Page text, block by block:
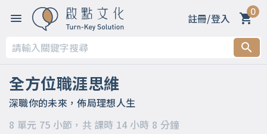
註冊/登入 0
全方位職涯思維
深職你的未來，佈局理想人生
8 單元 75 小節，共 課時 14 小時 8 分鐘
第一章 【開篇】
第二章 【被領導階段】支持策略
第三章 【被領導階段】委身策略
第四章 【領導階段】開明策略